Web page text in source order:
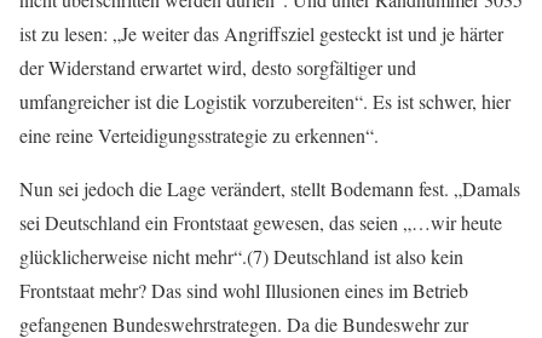
ist zu lesen: „Je weiter das Angriffsziel gesteckt ist und je härter
der Widerstand erwartet wird, desto sorgfältiger und
umfangreicher ist die Logistik vorzubereiten“. Es ist schwer, hier
eine reine Verteidigungsstrategie zu erkennen“.
Nun sei jedoch die Lage verändert, stellt Bodemann fest. „Damals
sei Deutschland ein Frontstaat gewesen, das seien „…wir heute
glücklicherweise nicht mehr“.(7) Deutschland ist also kein
Frontstaat mehr? Das sind wohl Illusionen eines im Betrieb
gefangenen Bundeswehrstrategen. Da die Bundeswehr zur